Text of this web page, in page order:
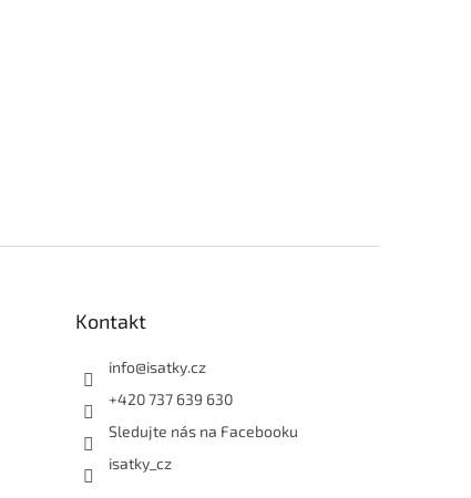
Kontakt
info@isatky.cz
+420 737 639 630
Sledujte nás na Facebooku
isatky_cz